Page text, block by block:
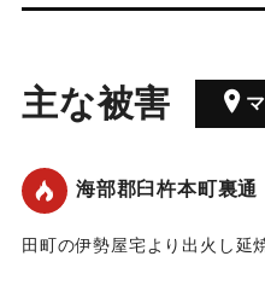
主な被害
海部郡臼杵本町裏通
田町の伊勢屋宅より出火し延